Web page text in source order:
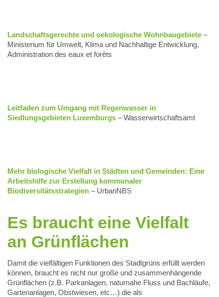
Landschaftsgerechte und oekologische Wohnbaugebiete –
Ministerium für Umwelt, Klima und Nachhaltige Entwicklung,
Administration des eaux et forêts
Leitfaden zum Umgang mit Regenwasser in
Siedlungsgebieten Luxemburgs – Wasserwirtschaftsamt
Mehr biologische Vielfalt in Städten und Gemeinden: Eine
Arbeitshilfe zur Erstellung kommunaler
Biodiversitätsstrategien – UrbanNBS
Es braucht eine Vielfalt
an Grünflächen
Damit die vielfältigen Funktionen des Stadtgrüns erfüllt werden
können, braucht es nicht nur große und zusammenhängende
Grünflächen (z.B. Parkanlagen, naturnahe Fluss und Bachläufe,
Gartenanlagen, Obstwiesen, etc…) die als